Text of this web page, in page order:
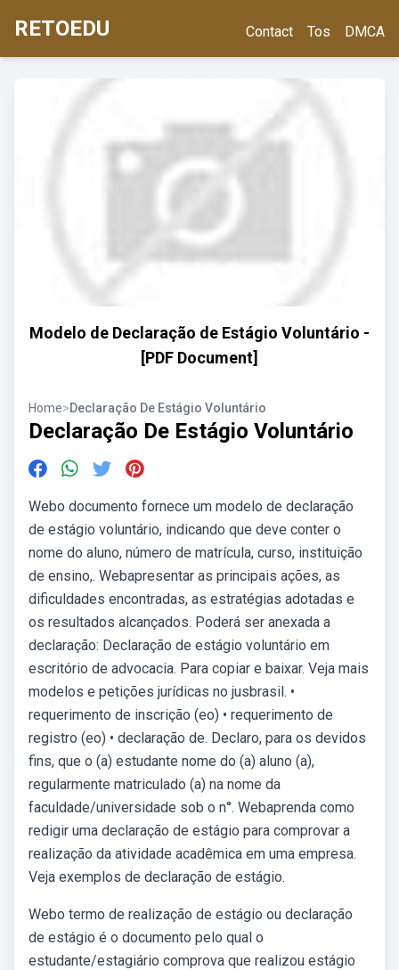
RETOEDU Contact Tos DMCA
Modelo de Declaração de Estágio Voluntário -
[PDF Document]
Home>Declaração De Estágio Voluntário
Declaração De Estágio Voluntário
Webo documento fornece um modelo de declaração
de estágio voluntário, indicando que deve conter o
nome do aluno, número de matrícula, curso, instituição
de ensino,. Webapresentar as principais ações, as
dificuldades encontradas, as estratégias adotadas e
os resultados alcançados. Poderá ser anexada a
declaração: Declaração de estágio voluntário em
escritório de advocacia. Para copiar e baixar. Veja mais
modelos e petições jurídicas no jusbrasil. •
requerimento de inscrição (eo) • requerimento de
registro (eo) • declaração de. Declaro, para os devidos
fins, que o (a) estudante nome do (a) aluno (a),
regularmente matriculado (a) na nome da
faculdade/universidade sob o n°. Webaprenda como
redigir uma declaração de estágio para comprovar a
realização da atividade acadêmica em uma empresa.
Veja exemplos de declaração de estágio.
Webo termo de realização de estágio ou declaração
de estágio é o documento pelo qual o
estudante/estagiário comprova que realizou estágio